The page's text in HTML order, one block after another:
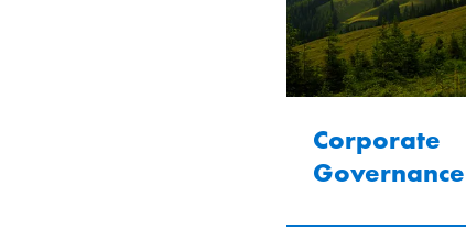
Corporate
Governance